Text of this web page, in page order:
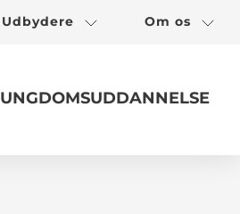
Udbydere Om os
UNGDOMSUDDANNELSE